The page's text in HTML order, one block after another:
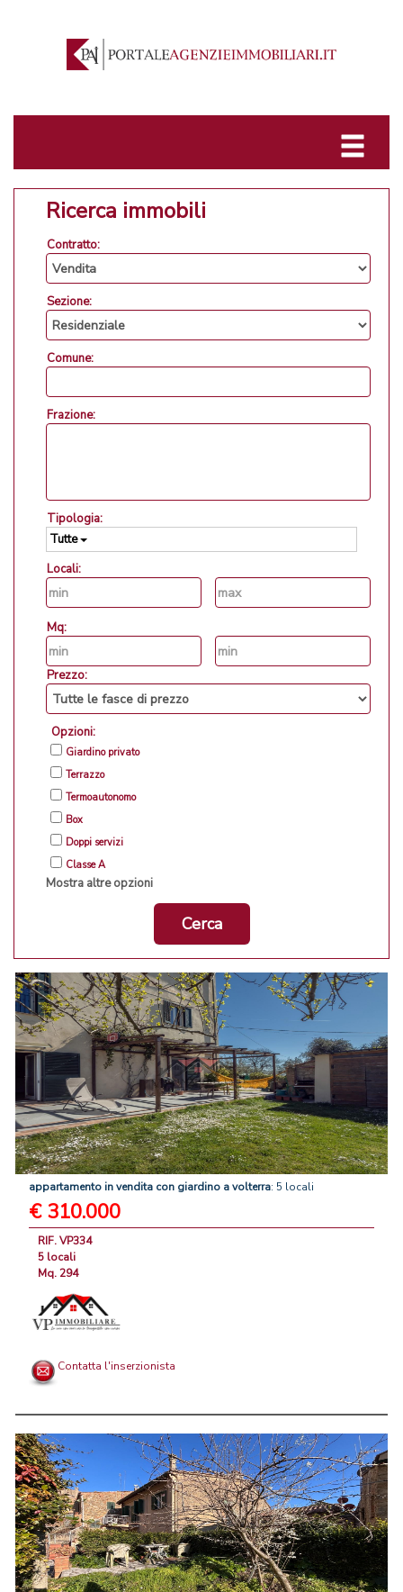
Ricerca immobili
Contratto:
Sezione:
Comune:
Frazione:
Tipologia:
Tutte
Locali:
Mq:
Prezzo:
Opzioni:
Giardino privato
Terrazzo
Termoautonomo
Box
Doppi servizi
Classe A
Mostra altre opzioni
Cerca
appartamento invendita con giardino avolterra: 5 locali
€ 310.000
RIF. VP334
5 locali
Mq. 294
Contatta l'inserzionista